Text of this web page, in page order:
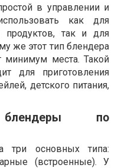
в управлении и
как для
продуктов, так и для
же этот тип блендера
места. Такой
для приготовления
детского питания,
по
три основных типа:
(встроенные). У